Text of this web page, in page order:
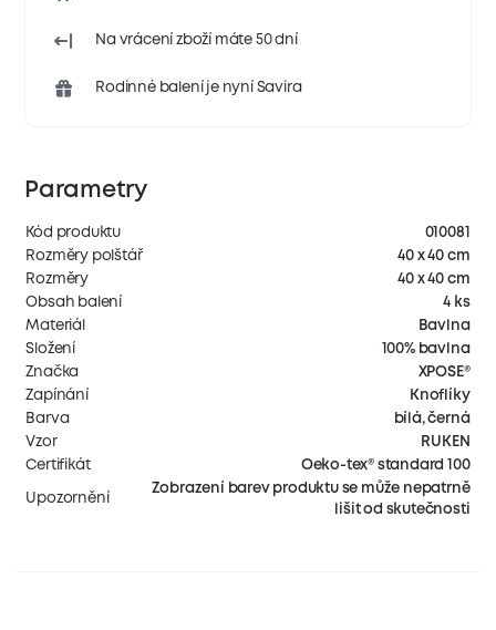
Na vrácení zboží máte 50 dní
Rodinné balení je nyní Savira
Parametry
Kód produktu
010081
Rozměry polštář
40 x 40 cm
Rozměry
40 x 40 cm
Obsah balení
4 ks
Materiál
Bavlna
Složení
100% bavlna
Značka
XPOSE®
Zapínání
Knoflíky
Barva
bílá, černá
Vzor
RUKEN
Certifikát
Oeko-tex® standard 100
Upozornění
Zobrazení barev produktu se může nepatrně
lišit od skutečnosti